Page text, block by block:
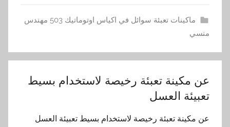
ماكينات تعبئة سوائل في اكياس اوتوماتيك 503 مهندس
منسي
عن مكينة تعبئة رخيصة لاستخدام بسيط
تعبيئة العسل
عن مكينة تعبئة رخيصة لاستخدام بسيط تعبيئة العسل